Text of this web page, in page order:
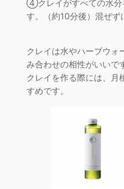
④クレイがすべての水分
す。（約10分後）混ぜず
クレイは水やハーブウォ
み合わせの相性がいいで
クレイを作る際には、月
すめです。